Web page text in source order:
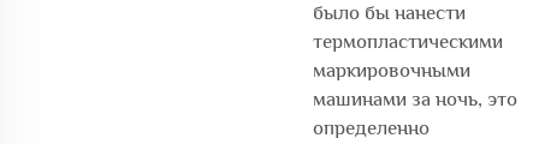
было бы нанести
термопластическими
маркировочными
машинами за ночь, это
определенно